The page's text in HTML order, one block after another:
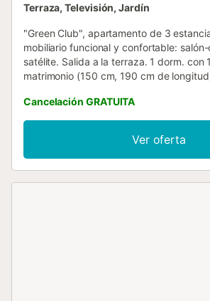
Terraza, Televisión, Jardín
"Green Club", apartamento de 3
mobiliario funcional y confortable:
satélite. Salida a la terraza. 1 dorm. con
matrimonio (150 cm, 190 cm de
(lavavajillas, tostadora, microondas,
Baño/WC. Ningún tipo de calefacción.
alojamiento dispone de: lavadora. Plaza
A tener en cuenta: permitido máximo 1
solamente ES. HUTG-018974 // Reg. Nr.:
Cancelación GRATUITA
Ver oferta